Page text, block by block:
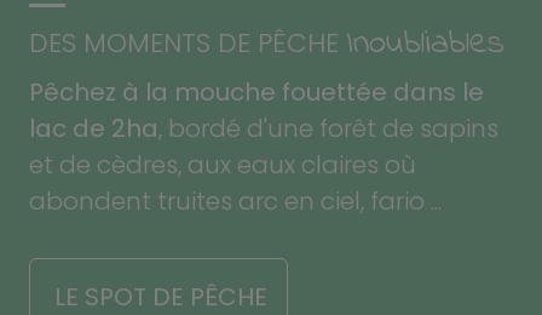
DES MOMENTS DE PÊCHE Inoubliables
Pêchez à la mouche fouettée dans le
lac de 2ha, bordé d'une forêt de sapins
et de cèdres, aux eaux claires où
abondent truites arc en ciel, fario ...
LE SPOT DE PÊCHE